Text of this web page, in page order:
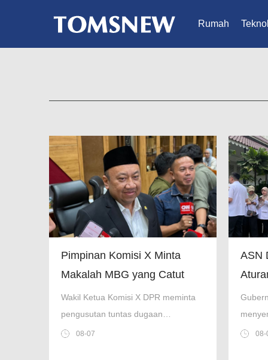
Rumah
Pimpinan Komisi X Minta
Makalah MBG yang Catut
Prabowo Diusut
Wakil Ketua Komisi X DPR meminta
pengusutan tuntas dugaan
pelanggaran hukum soal makalah
08-07
ASN
aturan
08-